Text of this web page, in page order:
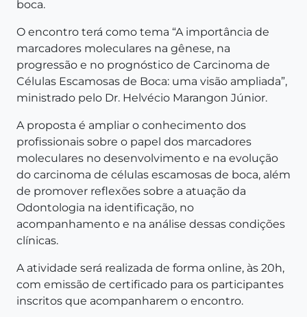
boca.
O encontro terá como tema “A importância de
marcadores moleculares na gênese, na
progressão e no prognóstico de Carcinoma de
Células Escamosas de Boca: uma visão ampliada”,
ministrado pelo Dr. Helvécio Marangon Júnior.
A proposta é ampliar o conhecimento dos
profissionais sobre o papel dos marcadores
moleculares no desenvolvimento e na evolução
do carcinoma de células escamosas de boca, além
de promover reflexões sobre a atuação da
Odontologia na identificação, no
acompanhamento e na análise dessas condições
clínicas.
A atividade será realizada de forma online, às 20h,
com emissão de certificado para os participantes
inscritos que acompanharem o encontro.